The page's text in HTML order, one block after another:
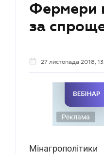
Фермери
за
27 листопада 2018,
Реклама